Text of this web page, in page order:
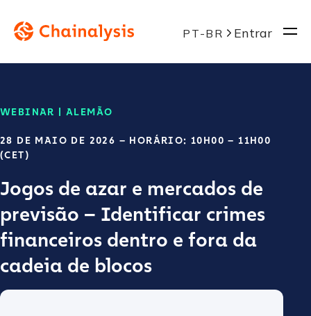
PT-BR Entrar
WEBINAR | ALEMÃO
28 DE MAIO DE 2026 – HORÁRIO: 10H00 – 11H00
(CET)
Jogos de azar e mercados de
previsão – Identificar crimes
financeiros dentro e fora da
cadeia de blocos